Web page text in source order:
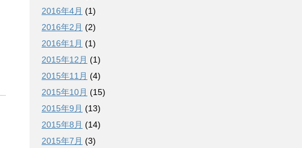
2016年4月 (1)
2016年2月 (2)
2016年1月 (1)
2015年12月 (1)
2015年11月 (4)
2015年10月 (15)
2015年9月 (13)
2015年8月 (14)
2015年7月 (3)